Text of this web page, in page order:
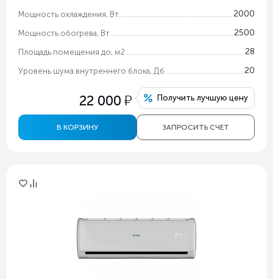
Мощность охлаждения, Вт. 2000
Мощность обогрева, Вт 2500
Площадь помещения до, м2 28
Уровень шума внутреннего блока, Дб 20
22 000 у Получить лучшую цену
ЗАПРОСИТЬ СЧЕТ
В КОРЗИНУ